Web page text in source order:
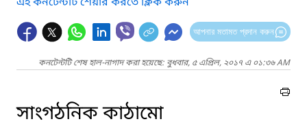
আপনার মতামত প্রদান করুন
কনটেন্টটি শেষ হাল-নাগাদ করা হয়েছে: বুধবার, ৫ এপ্রিল, ২০১৭ এ ০১:৩৬ AM
সাংগঠনিক কাঠামো